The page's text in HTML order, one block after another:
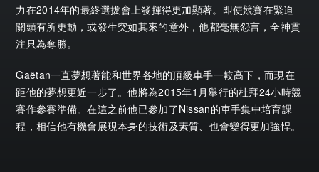
力在2014年的最終選拔會上發揮得更加顯著。即使競賽在緊迫
關頭有所更動，或發生突如其來的意外，他都毫無怨言，全神貫
注只為奪勝。
Gaëtan一直夢想著能和世界各地的頂級車手一較高下，而現在
距他的夢想更近一步了。他將為2015年1月舉行的杜拜24小時競
賽作參賽準備。在這之前他已參加了Nissan的車手集中培育課
程，相信他有機會展現本身的技術及素質、也會變得更加強悍。